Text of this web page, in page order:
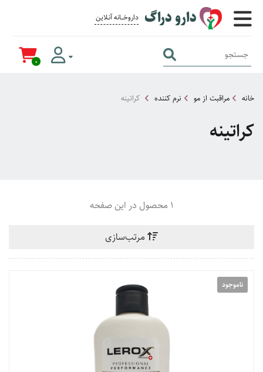
دارو دراگ داروخــــانه آنــلاین برای همــه
0
خانه مراقبت از مو نرم کننده کراتینه
کراتینه
1 محصول در این صفحه
مرتب‌سازی
ناموجود